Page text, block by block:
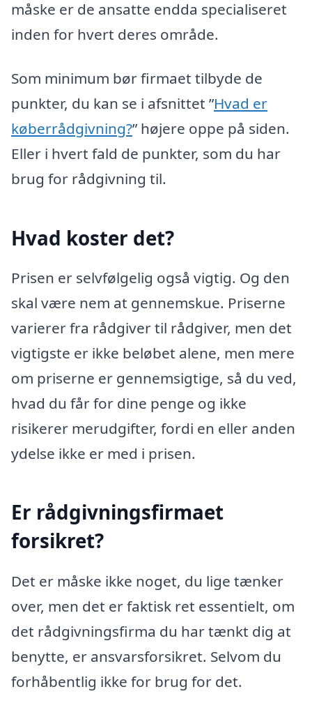
måske er de ansatte endda specialiseret
inden for hvert deres område.
Som minimum bør firmaet tilbyde de
punkter, du kan se i afsnittet ”Hvad er
køberrådgivning?” højere oppe på siden.
Eller i hvert fald de punkter, som du har
brug for rådgivning til.
Hvad koster det?
Prisen er selvfølgelig også vigtig. Og den
skal være nem at gennemskue. Priserne
varierer fra rådgiver til rådgiver, men det
vigtigste er ikke beløbet alene, men mere
om priserne er gennemsigtige, så du ved,
hvad du får for dine penge og ikke
risikerer merudgifter, fordi en eller anden
ydelse ikke er med i prisen.
Er rådgivningsfirmaet
forsikret?
Det er måske ikke noget, du lige tænker
over, men det er faktisk ret essentielt, om
det rådgivningsfirma du har tænkt dig at
benytte, er ansvarsforsikret. Selvom du
forhåbentlig ikke for brug for det.